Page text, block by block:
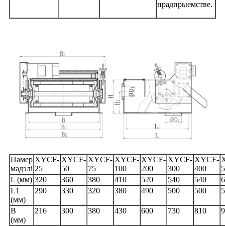
прадпрыемстве.
Памер
мадэлі
XYCF-
25
XYCF-
50
XYCF-
75
XYCF-
100
XYCF-
200
XYCF-
300
XYCF-
400
L (мм) 320 360 380 410 520 540 540
L1
(мм)
290 330 320 380 490 500 500
B
(мм)
216 300 380 430 600 730 810